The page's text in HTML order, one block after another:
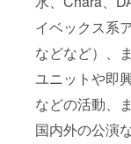
イベックス系
などなど）、
ユニットや即
などの活動、
国内外の公演